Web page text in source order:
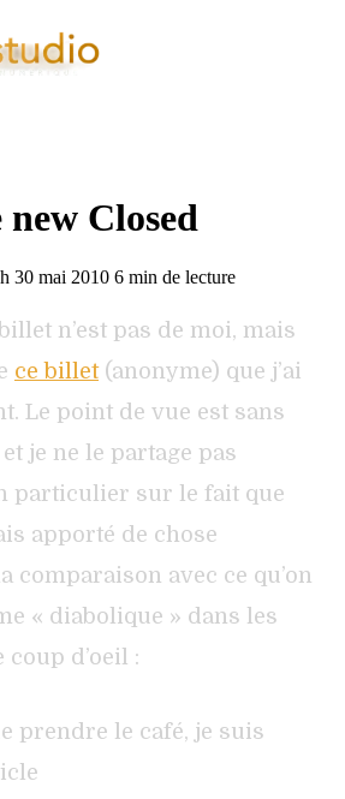
Closed
30 mai 2010 6 min de lecture
n’est pas de moi, mais
ce billet(anonyme) que j’ai
Le point de vue est sans
je ne le partage pas
particulier sur le fait que
apporté de chose
comparaison avec ce qu’on
« diabolique » dans les
d’oeil :
prendre le café, je suis